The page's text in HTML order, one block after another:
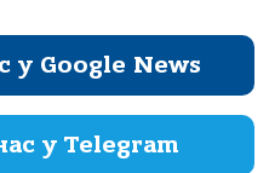
у Google News
у Telegram